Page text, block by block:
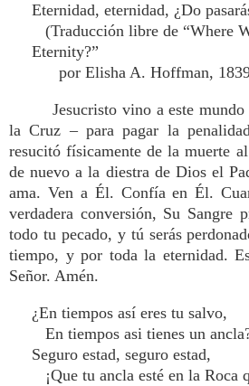
Eternidad, eternidad, ¿Do
(Traducción libre de “Where
Eternity?”
por Elisha A. Hoffman,
Jesucristo vino a este
la Cruz – para pagar la
resucitó físicamente de la muerte
de nuevo a la diestra de Dios el
ama. Ven a Él. Confía en Él.
verdadera conversión, Su Sangre
todo tu pecado, y tú serás
tiempo, y por toda la eternidad.
Señor. Amén.
¿En tiempos así eres tu salvo,
En tiempos asi tienes un
Seguro estad, seguro estad,
¡Que tu ancla esté en la Roca